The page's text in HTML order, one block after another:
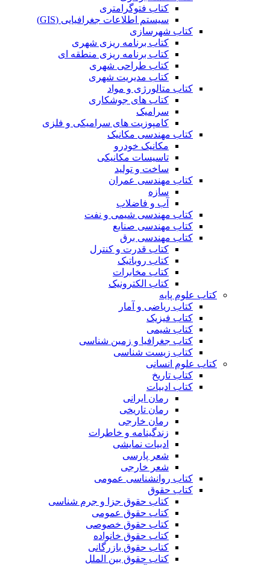
کتاب فتوگرامتری
سیستم اطلاعات جغرافیایی (GIS)
کتاب شهرسازی
کتاب برنامه ریزی شهری
کتاب برنامه ریزی منطقه ای
کتاب طراحی شهری
کتاب مدیریت شهری
کتاب متالورژی و مواد
کتاب های جوشکاری
سرامیک
کامپوزیت های سرامیکی و فلزی
کتاب مهندسی مکانیک
مکانیک خودرو
تاسیسات مکانیکی
ساخت و تولید
کتاب مهندسی عمران
سازه
آب و فاضلاب
کتاب مهندسی شیمی و نفت
کتاب مهندسی صنایع
کتاب مهندسی برق
کتاب قدرت و کنترل
کتاب روباتیک
کتاب مخابرات
کتاب الکترونیک
کتاب علوم پایه
کتاب ریاضی و آمار
کتاب فیزیک
کتاب شیمی
کتاب جغرافیا و زمین شناسی
کتاب زیست شناسی
کتاب علوم انسانی
کتاب تاریخ
کتاب ادبیات
رمان ایرانی
رمان تاریخی
رمان خارجی
زندگینامه و خاطرات
ادبیات نمایشی
شعر پارسی
شعر خارجی
کتاب روانشناسی عمومی
کتاب حقوق
کتاب حقوق جزا و جرم شناسی
کتاب حقوق عمومی
کتاب حقوق خصوصی
کتاب حقوق خانواده
کتاب حقوق بازرگانی
کتاب حقوق بین الملل